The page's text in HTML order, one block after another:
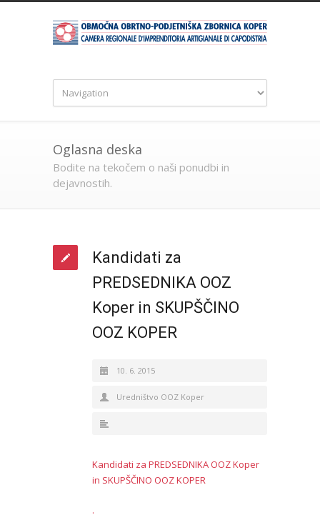
Oglasna deska
Bodite na tekočem o naši ponudbi in
dejavnostih.
Kandidati za
PREDSEDNIKA OOZ
Koper in SKUPŠČINO
OOZ KOPER
10. 6. 2015
Uredništvo OOZ Koper
Kandidati za PREDSEDNIKA OOZ Koper
in SKUPŠČINO OOZ KOPER
.